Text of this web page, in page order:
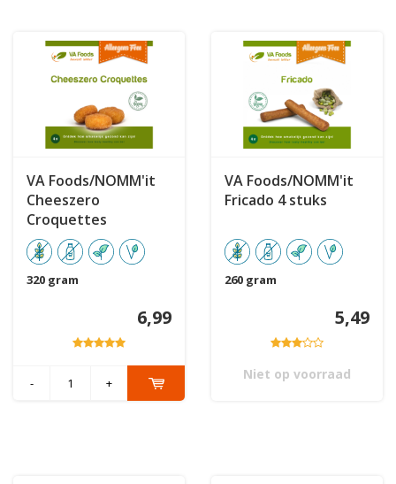
VA Foods/NOMM'it
Cheeszero
Croquettes
320 gram
6,99
- +
VA Foods/NOMM'it
Fricado 4 stuks
260 gram
5,49
Niet op voorraad